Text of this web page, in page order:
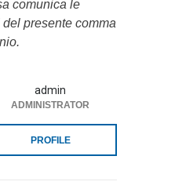
comunica le
presente comma
admin
ADMINISTRATOR
PROFILE